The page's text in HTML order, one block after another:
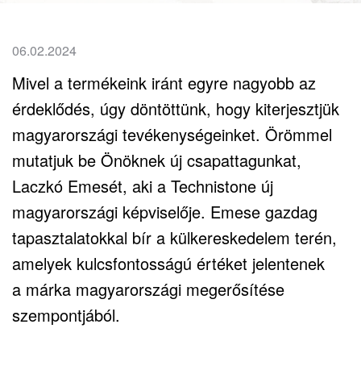
06.02.2024
Mivel a termékeink iránt egyre nagyobb az
érdeklődés, úgy döntöttünk, hogy kiterjesztjük
magyarországi tevékenységeinket. Örömmel
mutatjuk be Önöknek új csapattagunkat,
Laczkó Emesét, aki a Technistone új
magyarországi képviselője. Emese gazdag
tapasztalatokkal bír a külkereskedelem terén,
amelyek kulcsfontosságú értéket jelentenek
a márka magyarországi megerősítése
szempontjából.